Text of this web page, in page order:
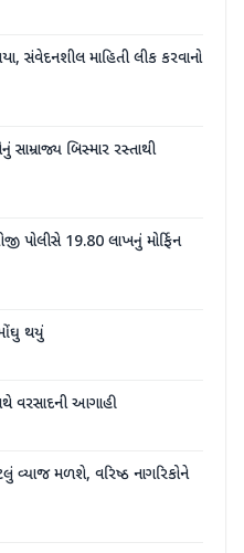
સંવેદનશીલ માહિતી લીક કરવાનો
બિસ્માર રસ્તાથી
પોલીસે 19.80 લાખનું મોર્ફિન
થયું
વરસાદની આગાહી
વ્યાજ મળશે, વરિષ્ઠ નાગરિકોને